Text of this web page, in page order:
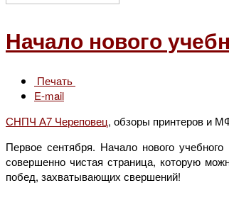
Начало нового
Печать
E-mail
СНПЧ А7 Череповец, обзоры принтеров и
Первое сентября. Начало нового
совершенно чистая страница, которую
побед, захватывающих свершений!